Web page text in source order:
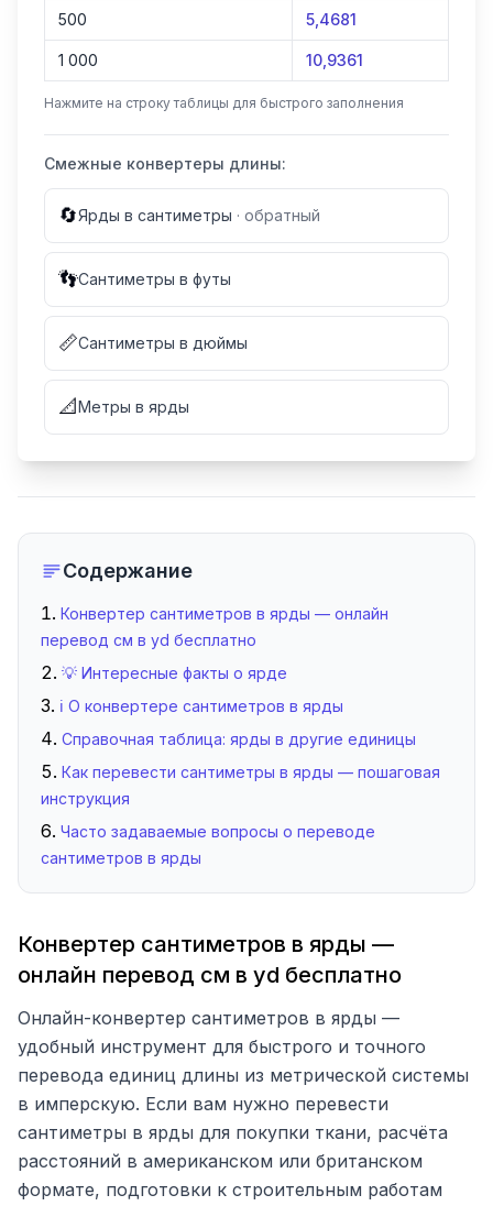
500 5,4681
1 000 10,9361
Нажмите на строку таблицы для быстрого заполнения
Смежные конвертеры длины:
🔄Ярды в сантиметры · обратный
👣Сантиметры в футы
📏Сантиметры в дюймы
📐Метры в ярды
Содержание
Конвертер сантиметров в ярды — онлайн
перевод см в yd бесплатно
💡 Интересные факты о ярде
ℹ️ О конвертере сантиметров в ярды
Справочная таблица: ярды в другие единицы
Как перевести сантиметры в ярды — пошаговая
инструкция
Часто задаваемые вопросы о переводе
сантиметров в ярды
Конвертер сантиметров в ярды —
онлайн перевод см в yd бесплатно
Онлайн-конвертер сантиметров в ярды —
удобный инструмент для быстрого и точного
перевода единиц длины из метрической системы
в имперскую. Если вам нужно перевести
сантиметры в ярды для покупки ткани, расчёта
расстояний в американском или британском
формате, подготовки к строительным работам